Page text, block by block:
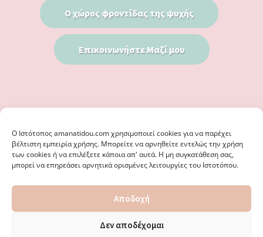
Ο Iστότοπος amanatidou.com χρησιμοποιεί cookies για να παρέχει
βέλτιστη εμπειρία χρήσης. Μπορείτε να αρνηθείτε εντελώς την χρήση
των cookies ή να επιλέξετε κάποια απ' αυτά. Η μη συγκατάθεση σας,
μπορεί να επηρεάσει αρνητικά ορισμένες λειτουργίες του Ιστοτόπου.
Αποδοχή
Δεν αποδέχομαι
Ο χώρος φροντίδας της ψυχής
Επικοινωνήστε Μαζί μου
ΘΕΣΣΑΛΟΝΊΚΗ - ΕΙΔΙΚΌΣ ΣΤΗ ΓΝΩΣΤΙΚΉ ΣΥΜΠΕΡΙΦΟΡΙΚΉ
ΨΥΧΟΘΕΡΑΠΕΊΑ, ΜΕΤΑΜΟΡΦΏΣΕΩΣ 36 & ΚΟΤΥΏΡΩΝ 38, ΚΑΛΑΜΑΡΙΆ
ΘΕΣΣΑΛΟΝΊΚΗ · ΚΑΤΑΣΚΕΥΉ ΑΠΌWEBERIENCE